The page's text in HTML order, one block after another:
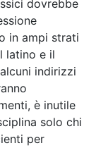
dovrebbe
in ampi strati
latino e il
indirizzi
è inutile
solo chi
per